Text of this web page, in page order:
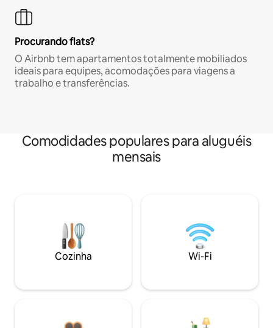
Procurando flats?
O Airbnb tem apartamentos totalmente mobiliados
ideais para equipes, acomodações para viagens a
trabalho e transferências.
Comodidades populares para aluguéis
mensais
Cozinha Wi-Fi